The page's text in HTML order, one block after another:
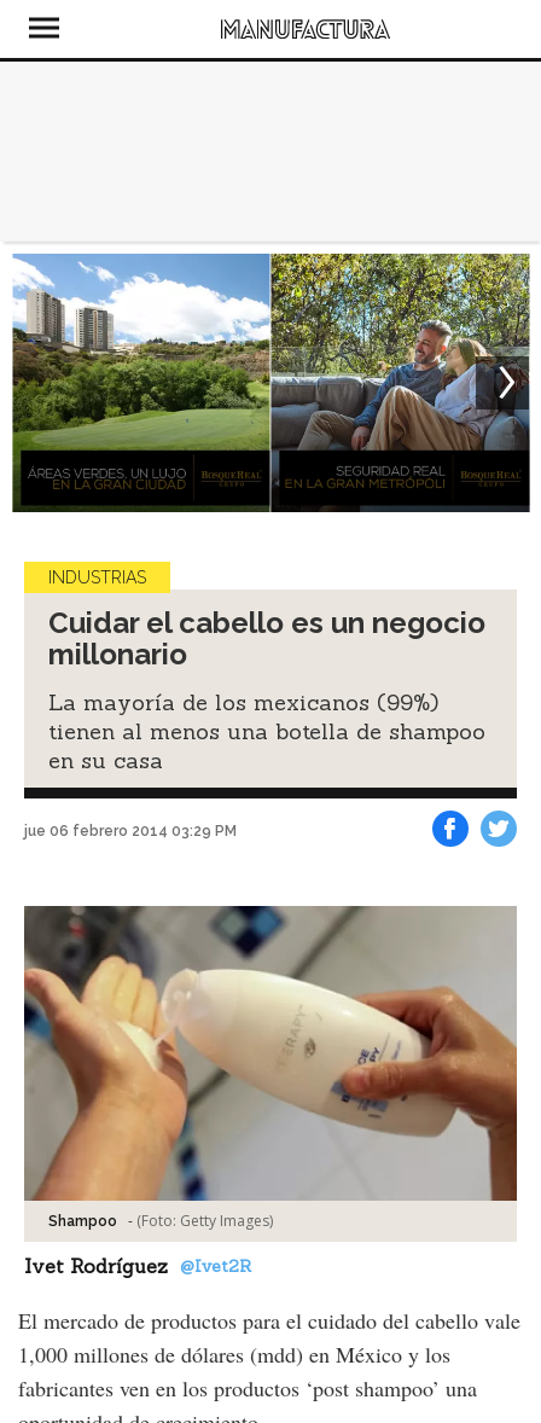
INDUSTRIAS
Cuidar el cabello es un negocio
millonario
La mayoría de los mexicanos (99%)
tienen al menos una botella de shampoo
en su casa
jue 06 febrero 2014 03:29 PM
Shampoo - (Foto: Getty Images)
Ivet Rodríguez @Ivet2R
El mercado de productos para el cuidado del cabello vale
1,000 millones de dólares (mdd) en México y los
fabricantes ven en los productos ‘post shampoo’ una